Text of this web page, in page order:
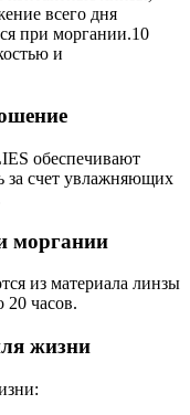
всего дня
при моргании.10
и
обеспечивают
за счет увлажняющих
моргании
из материала линзы
20 часов.
жизни